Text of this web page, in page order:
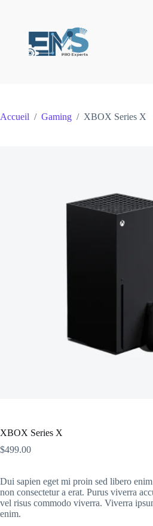
Accueil / Gaming / XBOX Series X
XBOX Series X
$499.00
Dui sapien eget mi proin sed libero
non consectetur a erat. Purus viverra
vel risus commodo viverra. Viverra
enim.